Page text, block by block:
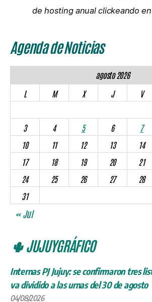
de hosting anual clickeando
Agenda de Noticias
agosto 2026
L
M X J V
3
4 5 6 7
10
11 12 13 14
17
18 19 20 21
24
25 26 27 28
31
« Jul
🌵 JUJUYGRÁFICO
Internas PJ Jujuy: se confirmaron tres
va dividido a las urnas del 30 de agosto
04/08/2026